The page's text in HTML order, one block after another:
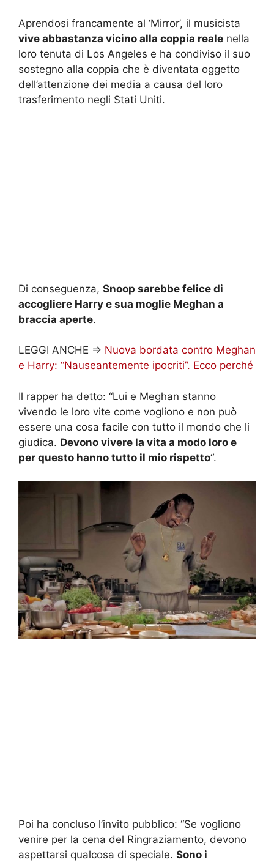
Aprendosi francamente al ‘Mirror’, il musicista
vive abbastanza vicino alla coppia reale nella
loro tenuta di Los Angeles e ha condiviso il suo
sostegno alla coppia che è diventata oggetto
dell’attenzione dei media a causa del loro
trasferimento negli Stati Uniti.
Di conseguenza, Snoop sarebbe felice di
accogliere Harry e sua moglie Meghan a
braccia aperte.
LEGGI ANCHE => Nuova bordata contro Meghan
e Harry: “Nauseantemente ipocriti”. Ecco perché
Il rapper ha detto: “Lui e Meghan stanno
vivendo le loro vite come vogliono e non può
essere una cosa facile con tutto il mondo che li
giudica. Devono vivere la vita a modo loro e
per questo hanno tutto il mio rispetto“.
Poi ha concluso l’invito pubblico: “Se vogliono
venire per la cena del Ringraziamento, devono
aspettarsi qualcosa di speciale. Sono i